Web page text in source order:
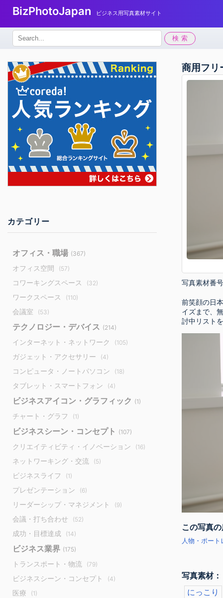
BizPhotoJapan ビジネス用写真素材サイト
検
索:
検索
カテゴリー
オフィス・職場 (367)
オフィス空間 (57)
コワーキングスペース (32)
ワークスペース (110)
会議室 (53)
テクノロジー・デバイス (214)
インターネット・ネットワーク (105)
ガジェット・アクセサリー (4)
コンピュータ・ノートパソコン (18)
タブレット・スマートフォン (4)
ビジネスアイコン・グラフィック (1)
チャート・グラフ (1)
ビジネスシーン・コンセプト (107)
クリエイティビティ・イノベーション (16)
ネットワーキング・交流 (5)
ビジネスライフ (1)
プレゼンテーション (6)
リーダーシップ・マネジメント (9)
会議・打ち合わせ (52)
成功・目標達成 (14)
ビジネス業界 (175)
トランスポート・物流 (79)
ビジネスシーン・コンセプト (4)
医療 (1)
商用フリ
写真素材番
前笑顔の日
イズまで、
討中リスト
この写真
人物・ポー
写真素材
にっこり